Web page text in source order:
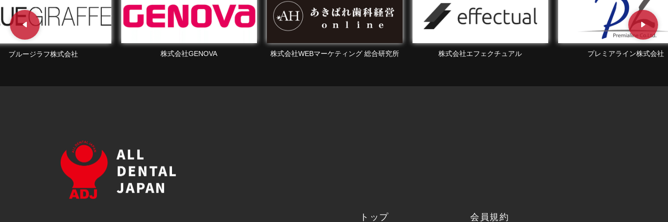
株式会社GENOVA 株式会社WEBマーケティング 総合研究所 株式会社エフェクチュアル プレミアライン株式会社 株式会社Beaute
トップ 会員規約